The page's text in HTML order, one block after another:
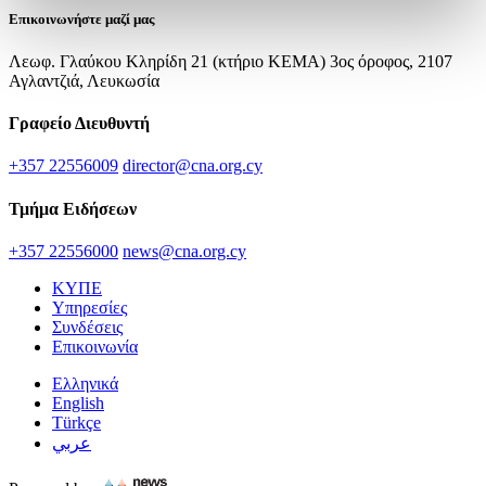
Επικοινωνήστε μαζί μας
Λεωφ. Γλαύκου Κληρίδη 21 (κτήριο ΚΕΜΑ) 3ος όροφος, 2107
Αγλαντζιά, Λευκωσία
Γραφείο Διευθυντή
+357 22556009 director@cna.org.cy
Τμήμα Ειδήσεων
+357 22556000 news@cna.org.cy
ΚΥΠΕ
Υπηρεσίες
Συνδέσεις
Επικοινωνία
Ελληνικά
English
Türkçe
عربي